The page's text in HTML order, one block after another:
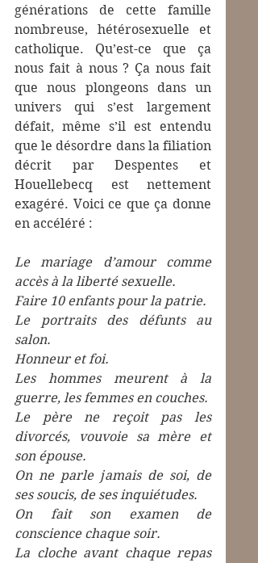
générations de cette famille
nombreuse, hétérosexuelle et
catholique. Qu’est-ce que ça
nous fait à nous ? Ça nous fait
que nous plongeons dans un
univers qui s’est largement
défait, même s’il est entendu
que le désordre dans la filiation
décrit par Despentes et
Houellebecq est nettement
exagéré. Voici ce que ça donne
en accéléré :
Le mariage d’amour comme
accès à la liberté sexuelle.
Faire 10 enfants pour la patrie.
Le portraits des défunts au
salon.
Honneur et foi.
Les hommes meurent à la
guerre, les femmes en couches.
Le père ne reçoit pas les
divorcés, vouvoie sa mère et
son épouse.
On ne parle jamais de soi, de
ses soucis, de ses inquiétudes.
On fait son examen de
conscience chaque soir.
La cloche avant chaque repas